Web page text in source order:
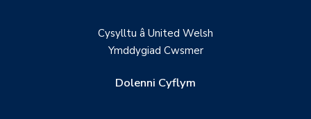
Cysylltu â United Welsh
Ymddygiad Cwsmer
Dolenni Cyflym